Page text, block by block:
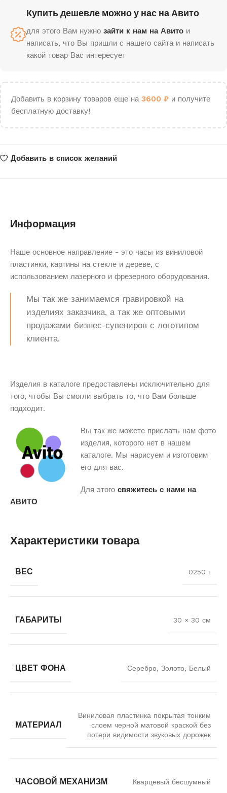
Купить дешевле можно у нас на Авито
для этого Вам нужно зайти к нам на Авито и
написать, что Вы пришли с нашего сайта и написать
какой товар Вас интересует
Добавить в корзину товаров еще на 3600 ₽ и получите
бесплатную доставку!
Добавить в список желаний
Информация
Наше основное направление - это часы из виниловой
пластинки, картины на стекле и дереве, с
использованием лазерного и фрезерного оборудования.
Мы так же занимаемся гравировкой на
изделиях заказчика, а так же оптовыми
продажами бизнес-сувениров с логотипом
клиента.
Изделия в каталоге предоставлены исключительно для
того, чтобы Вы смогли выбрать то, что Вам больше
подходит.
Вы так же можете прислать нам фото
изделия, которого нет в нашем
каталоге. Мы нарисуем и изготовим
его для вас.
Для этого свяжитесь с нами на
АВИТО
Характеристики товара
ВЕС 0250 г
ГАБАРИТЫ 30 × 30 см
ЦВЕТ ФОНА Серебро, Золото, Белый
МАТЕРИАЛ
Виниловая пластинка покрытая тонким
слоем черной матовой краской без
потери видимости звуковых дорожек
ЧАСОВОЙ МЕХАНИЗМ Кварцевый бесшумный